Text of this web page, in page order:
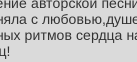
авторской
с
ритмов сердца